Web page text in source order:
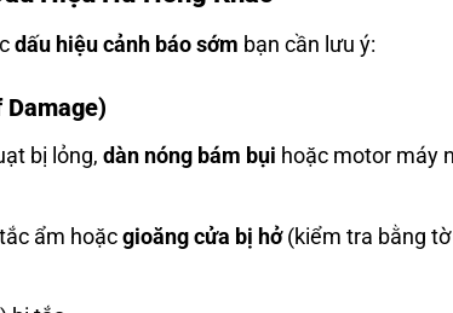
dấu hiệu cảnh báo sớm bạn cần lưu ý:
Damage)
bị lỏng,dàn nóng bám bụi hoặc motor máy
ẩm hoặcgioăng cửa bị hở(kiểm tra bằng tờ